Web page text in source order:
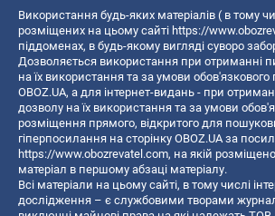
Використання будь-яких матеріалів ( в тому
розміщених на цьому сайті https://
піддоменах, в будь-якому вигляді суворо
Дозволяється використання при отриманні
на їх використання та за умови
OBOZ.UA, а для інтернет-видань - при
дозволу на їх використання та за умови
розміщення прямого, відкритого для
гіперпосилання на сторінку OBOZ.UA за
https://www.obozrevatel.com, на якій
матеріал в першому абзаці матеріалу.
Всі матеріали на цьому сайті, в тому числі
дослідження – є службовими творами